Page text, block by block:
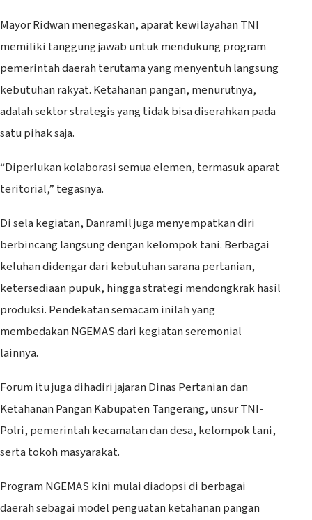
Mayor Ridwan menegaskan, aparat kewilayahan TNI
memiliki tanggung jawab untuk mendukung program
pemerintah daerah terutama yang menyentuh langsung
kebutuhan rakyat. Ketahanan pangan, menurutnya,
adalah sektor strategis yang tidak bisa diserahkan pada
satu pihak saja.
“Diperlukan kolaborasi semua elemen, termasuk aparat
teritorial,” tegasnya.
Di sela kegiatan, Danramil juga menyempatkan diri
berbincang langsung dengan kelompok tani. Berbagai
keluhan didengar dari kebutuhan sarana pertanian,
ketersediaan pupuk, hingga strategi mendongkrak hasil
produksi. Pendekatan semacam inilah yang
membedakan NGEMAS dari kegiatan seremonial
lainnya.
Forum itu juga dihadiri jajaran Dinas Pertanian dan
Ketahanan Pangan Kabupaten Tangerang, unsur TNI-
Polri, pemerintah kecamatan dan desa, kelompok tani,
serta tokoh masyarakat.
Program NGEMAS kini mulai diadopsi di berbagai
daerah sebagai model penguatan ketahanan pangan